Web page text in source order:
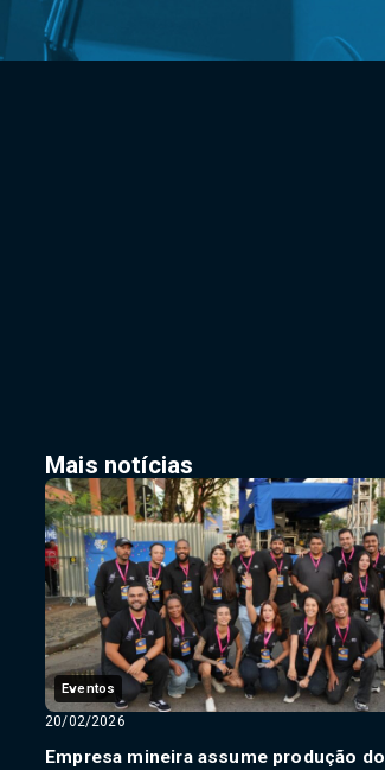
Mais notícias
Eventos
20/02/2026
Empresa mineira assume produção do